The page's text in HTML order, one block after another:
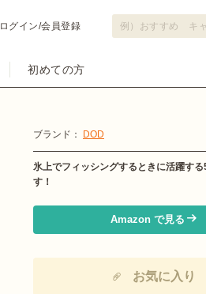
ログイン/会員登録
初めての方
ブランド： DOD
氷上でフィッシングするときに活躍す
す！
Amazon で見る
お気に入り